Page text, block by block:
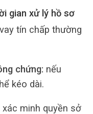
gian xử lý hồ sơ
vay tín chấp thường
chứng: nếu
kéo dài.
xác minh quyền sở